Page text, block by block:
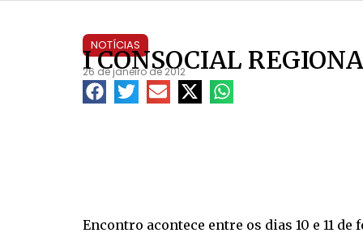
NOTÍCIAS
I CONSOCIAL
26 de janeiro de 2012
Encontro acontece entre os dias 10 e 11